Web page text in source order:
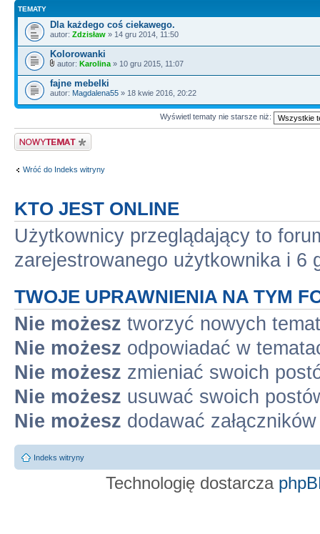
TEMATY
Dla każdego coś ciekawego.
autor: Zdzisław » 14 gru 2014, 11:50
Kolorowanki
autor: Karolina » 10 gru 2015, 11:07
fajne mebelki
autor: Magdalena55 » 18 kwie 2016, 20:22
Wyświetl tematy nie starsze niż:
Nowy temat
Wróć do Indeks witryny
KTO JEST ONLINE
Użytkownicy przeglądający to
zarejestrowanego użytkownika i 6
TWOJE UPRAWNIENIA NA TYM
Nie możesz tworzyć nowych
Nie możesz odpowiadać w
Nie możesz zmieniać swoich
Nie możesz usuwać swoich
Nie możesz dodawać załączników
Indeks witryny
Technologię dostarcza